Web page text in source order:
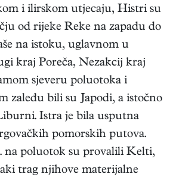
i ilirskom utjecaju, Histri su
od rijeke Reke na zapadu do
na istoku, uglavnom u
kraj Poreča, Nezakcij kraj
sjeveru poluotoka i
zaleđu bili su Japodi, a istočno
Istra je bila usputna
pomorskih putova.
na poluotok su provalili Kelti,
trag njihove materijalne